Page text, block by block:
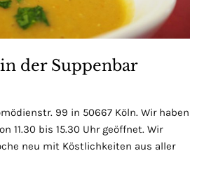
der Suppenbar
99 in 50667 Köln. Wir haben
11.30 bis 15.30 Uhr geöffnet. Wir
neu mit Köstlichkeiten aus aller